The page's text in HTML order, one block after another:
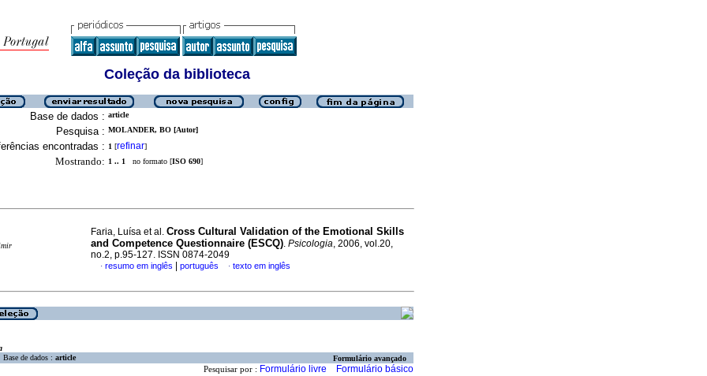
Coleção da biblioteca
Base de dados : article
Pesquisa : MOLANDER, BO [Autor]
encontradas : 1 [refinar]
Mostrando: 1 .. 1 no formato [ISO 690]
Faria, Luísa et al. Cross­ Cultural Validation of the Emotional Skills
and Competence Questionnaire (ESCQ). Psicologia, 2006, vol.20,
no.2, p.95-127. ISSN 0874-2049
· resumo em inglês português · texto em inglês
Base de dados : article Formulário avançado
Pesquisar por : Formulário livre Formulário básico